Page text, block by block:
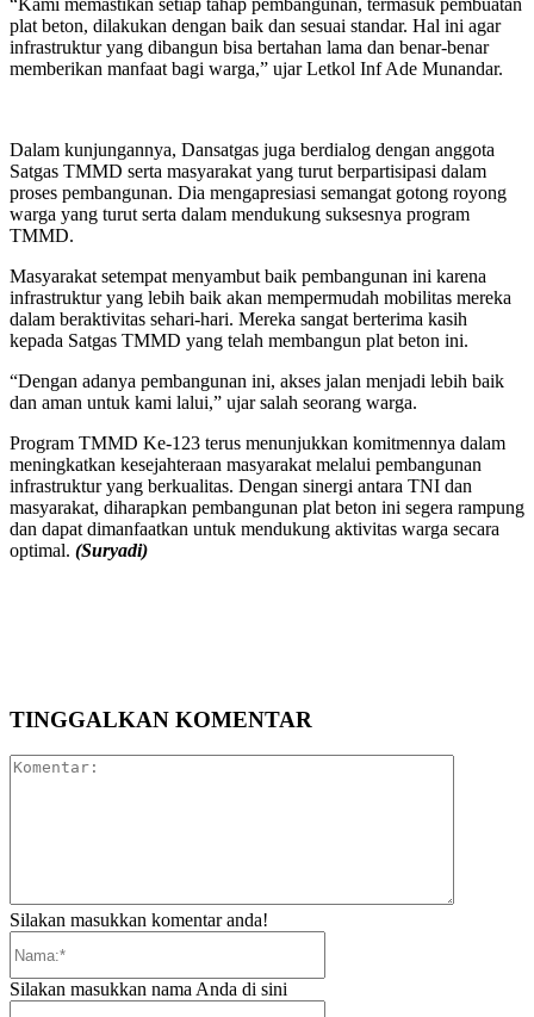
plat beton, dilakukan dengan baik dan sesuai standar. Hal ini agar
infrastruktur yang dibangun bisa bertahan lama dan benar-benar
memberikan manfaat bagi warga,” ujar Letkol Inf Ade Munandar.
Dalam kunjungannya, Dansatgas juga berdialog dengan anggota
Satgas TMMD serta masyarakat yang turut berpartisipasi dalam
proses pembangunan. Dia mengapresiasi semangat gotong royong
warga yang turut serta dalam mendukung suksesnya program
TMMD.
Masyarakat setempat menyambut baik pembangunan ini karena
infrastruktur yang lebih baik akan mempermudah mobilitas mereka
dalam beraktivitas sehari-hari. Mereka sangat berterima kasih
kepada Satgas TMMD yang telah membangun plat beton ini.
“Dengan adanya pembangunan ini, akses jalan menjadi lebih baik
dan aman untuk kami lalui,” ujar salah seorang warga.
Program TMMD Ke-123 terus menunjukkan komitmennya dalam
meningkatkan kesejahteraan masyarakat melalui pembangunan
infrastruktur yang berkualitas. Dengan sinergi antara TNI dan
masyarakat, diharapkan pembangunan plat beton ini segera rampung
dan dapat dimanfaatkan untuk mendukung aktivitas warga secara
optimal. (Suryadi)
TINGGALKAN KOMENTAR
Silakan masukkan komentar anda!
Silakan masukkan nama Anda di sini